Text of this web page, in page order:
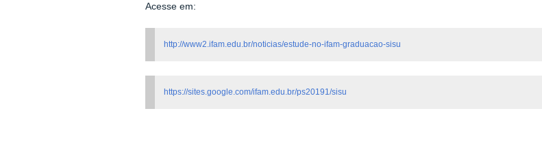
Acesse em:
http://www2.ifam.edu.br/noticias/estude-no-ifam-graduacao-sisu
https://sites.google.com/ifam.edu.br/ps20191/sisu